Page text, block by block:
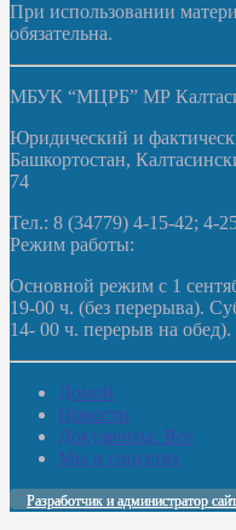
При использовании
обязательна.
МБУК “МЦРБ” МР
Юридический и
Башкортостан,
74
Тел.: 8 (34779) 4-15-42; 4-
Режим работы:
Основной режим с 1
19-00 ч. (без перерыва).
14- 00 ч. перерыв на
Домой
Новости
Документы. Все
Мы в соцсетях
Разработчик и администратор